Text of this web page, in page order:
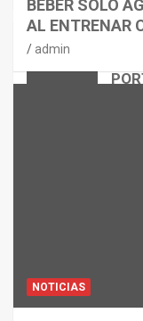
BEBER SOLO
AL ENTRENAR
admin
NOTICIAS